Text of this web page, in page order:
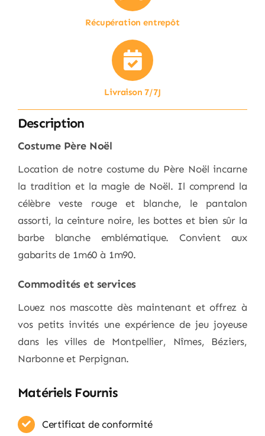
Récupération entrepôt
Livraison 7/7J
Description
Costume Père Noël
Location de notre costume du Père Noël incarne
la tradition et la magie de Noël. Il comprend la
célèbre veste rouge et blanche, le pantalon
assorti, la ceinture noire, les bottes et bien sûr la
barbe blanche emblématique. Convient aux
gabarits de 1m60 à 1m90.
Commodités et services
Louez nos mascotte dès maintenant et offrez à
vos petits invités une expérience de jeu joyeuse
dans les villes de Montpellier, Nîmes, Béziers,
Narbonne et Perpignan.
Matériels Fournis
Certificat de conformité